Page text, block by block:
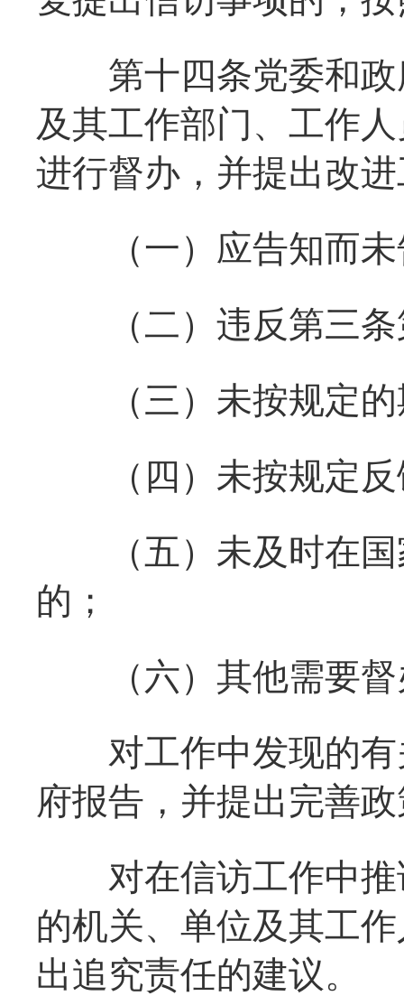
第十四条党委和政
及其工作部门、工作
进行督办，并提出改
（一）应告知而未
（二）违反第三条
（三）未按规定的
（四）未按规定反
（五）未及时在国
的；
（六）其他需要督
对工作中发现的有
府报告，并提出完善
对在信访工作中推
的机关、单位及其工
出追究责任的建议。